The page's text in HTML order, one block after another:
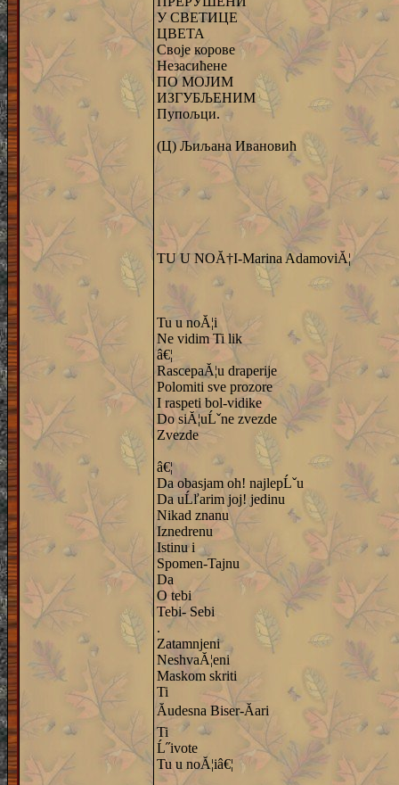
У СВЕТИЦЕ
ЦВЕТА
Своје корове
Незасићене
ПО МОЈИМ
ИЗГУБЉЕНИМ
Пупољци.
(Ц) Љиљана Ивановић
TU U NOĂ†I-Marina AdamoviĂ¦
Tu u noĂ¦i
Ne vidim Ti lik
â€¦
RascepaĂ¦u draperije
Polomiti sve prozore
I raspeti bol-vidike
Do siĂ¦uĹˇne zvezde
Zvezde
â€¦
Da obasjam oh! najlepĹˇu
Da uĹľarim joj! jedinu
Nikad znanu
Iznedrenu
Istinu i
Spomen-Tajnu
Da
O tebi
Tebi- Sebi
.
Zatamnjeni
NeshvaĂ¦eni
Maskom skriti
Ti
Ăudesna Biser-Ăari
Ti
Ĺ˝ivote
Tu u noĂ¦iâ€¦